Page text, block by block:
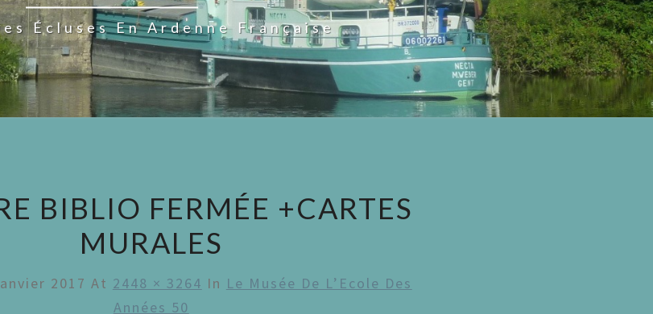
Écluses En Ardenne Française
BIBLIO FERMÉE +CARTES
MURALES
2017 At 2448 × 3264 In Le Musée De L’Ecole Des
Années 50